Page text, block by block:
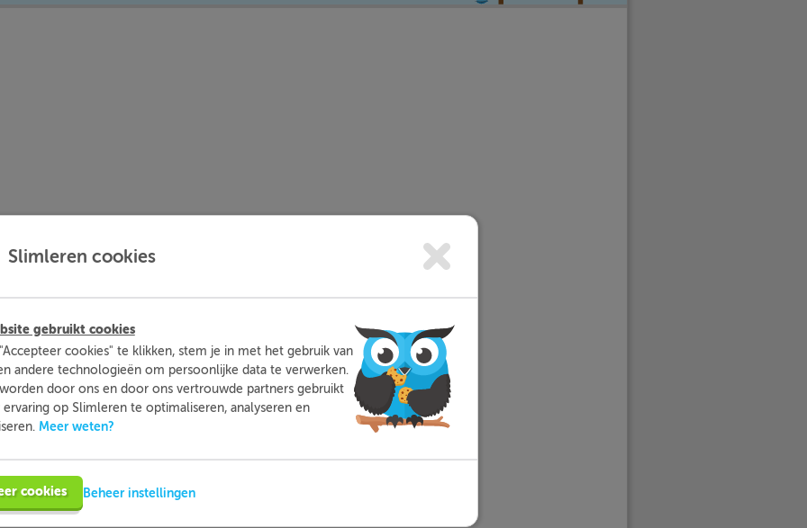
Slimleren cookies
gebruikt cookies
cookies" te klikken, stem je in met het gebruik van
andere technologieën om persoonlijke data te verwerken.
door ons en door ons vertrouwde partners gebruikt
op Slimleren te optimaliseren, analyseren en
Meer weten?
cookies Beheer instellingen